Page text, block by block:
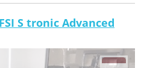
S tronic Advanced